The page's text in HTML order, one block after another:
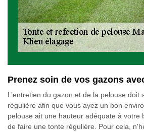
Prenez soin de vos gazons
L’entretien du gazon et de la pelouse doit
régulière afin que vous ayez un bon
pelouse ait une hauteur adéquate à votre
de faire une tonte régulière. Pour cela,